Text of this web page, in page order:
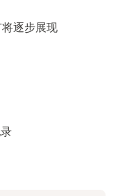
逐步展现